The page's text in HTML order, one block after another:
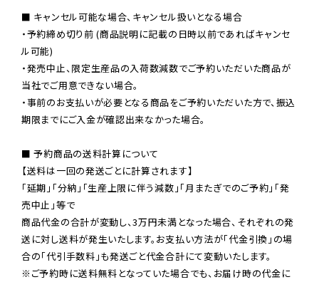
■ キャンセル可能な場合、キャンセル扱いとなる場合
・予約締め切り前 (商品説明に記載の日時以前であればキャンセ
ル可能)
・発売中止、限定生産品の入荷数減数でご予約いただいた商品が
当社でご用意できない場合。
・事前のお支払いが必要となる商品をご予約いただいた方で、振込
期限までにご入金が確認出来なかった場合。
■ 予約商品の送料計算について
【送料は一回の発送ごとに計算されます】
「延期」「分納」「生産上限に伴う減数」「月またぎでのご予約」「発
売中止」等で
商品代金の合計が変動し、3万円未満となった場合、それぞれの発
送に対し送料が発生いたします。お支払い方法が「代金引換」の場
※ご予約時に送料無料となっていた場合でも、お届け時の代金に